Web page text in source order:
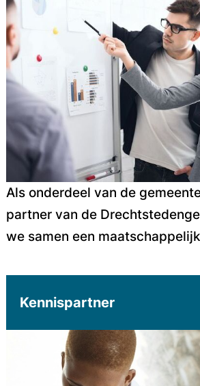
Als onderdeel van de
partner van de
we samen een
Kennispartner